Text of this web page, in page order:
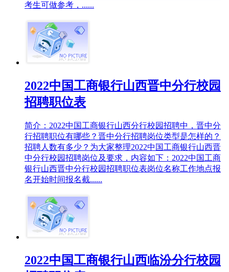
考生可做参考，......
2022中国工商银行山西晋中分行校园
招聘职位表
简介：2022中国工商银行山西分行校园招聘中，晋中分
行招聘职位有哪些？晋中分行招聘岗位类型是怎样的？
招聘人数有多少？为大家整理2022中国工商银行山西晋
中分行校园招聘岗位及要求，内容如下：2022中国工商
银行山西晋中分行校园招聘职位表岗位名称工作地点报
名开始时间报名截......
2022中国工商银行山西临汾分行校园